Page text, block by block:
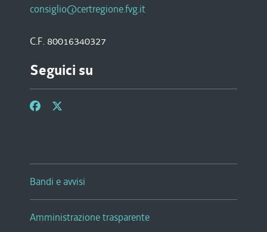
consiglio@certregione.fvg.it
C.F. 80016340327
Seguici su
Bandi e avvisi
Amministrazione trasparente